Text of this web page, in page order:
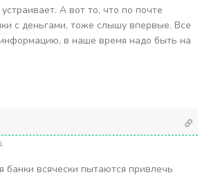
А вот то, что по почте
с деньгами, тоже слышу впервые. Все
в наше время надо быть на
банки всячески пытаются привлечь